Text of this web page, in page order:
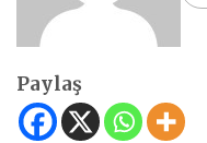
Paylaş